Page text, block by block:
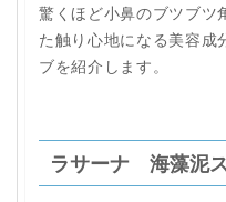
驚くほど小鼻のブツブツ
た触り心地になる美容成
ブを紹介します。
ラサーナ 海藻泥